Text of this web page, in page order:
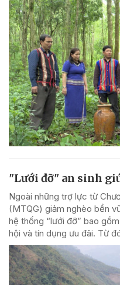
"Lưới đỡ" an sinh
Ngoài những trợ lực từ
(MTQG) giảm nghèo bền
hệ thống “lưới đỡ” bao
hội và tín dụng ưu đãi. Từ